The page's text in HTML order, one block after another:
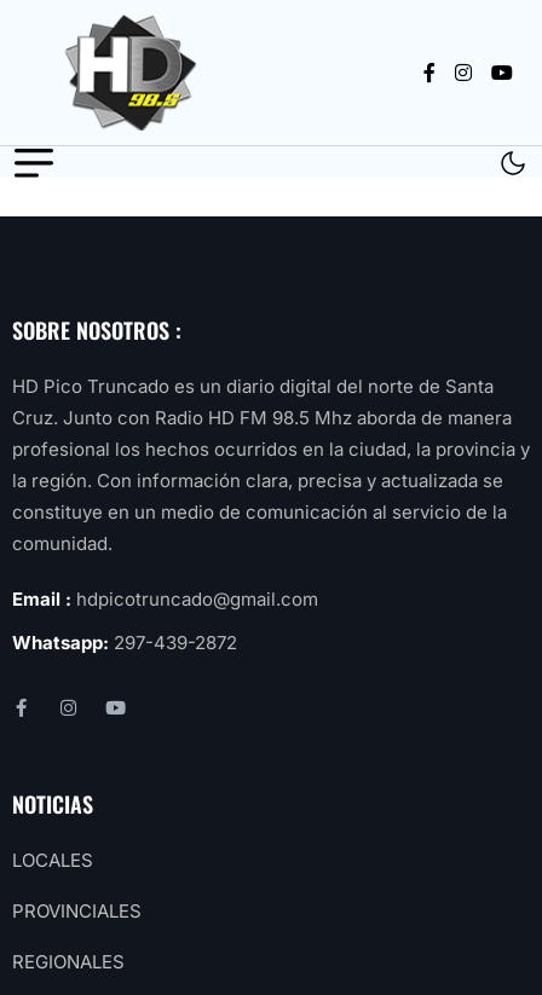
SOBRE NOSOTROS :
HD Pico Truncado es un diario digital del norte de Santa
Cruz. Junto con Radio HD FM 98.5 Mhz aborda de manera
profesional los hechos ocurridos en la ciudad, la provincia y
la región. Con información clara, precisa y actualizada se
constituye en un medio de comunicación al servicio de la
comunidad.
Email : hdpicotruncado@gmail.com
Whatsapp: 297-439-2872
NOTICIAS
LOCALES
PROVINCIALES
REGIONALES